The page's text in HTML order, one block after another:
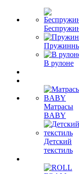
В рулоне
Матрасы
BABY
Детский
текстиль